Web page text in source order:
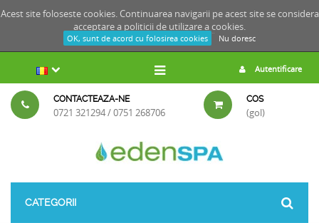
Acest site foloseste cookies. Continuarea navigarii pe acest site se considera
acceptare a politicii de utilizare a cookies.
OK, sunt de acord cu folosirea cookies Nu doresc
Autentificare
CONTACTEAZA-NE
0721 321294 / 0751 268706
COS
(gol)
CATEGORII